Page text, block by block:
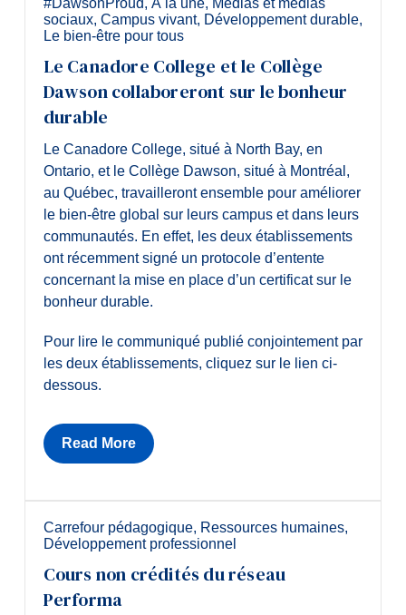
sociaux, Campus vivant, Développement durable,
Le bien-être pour tous
Le Canadore College et le Collège
Dawson collaboreront sur le bonheur
durable
Le Canadore College, situé à North Bay, en
Ontario, et le Collège Dawson, situé à Montréal,
au Québec, travailleront ensemble pour améliorer
le bien-être global sur leurs campus et dans leurs
communautés. En effet, les deux établissements
ont récemment signé un protocole d’entente
concernant la mise en place d’un certificat sur le
bonheur durable.
Pour lire le communiqué publié conjointement par
les deux établissements, cliquez sur le lien ci-
dessous.
Read More
Carrefour pédagogique, Ressources humaines,
Développement professionnel
Cours non crédités du réseau
Performa